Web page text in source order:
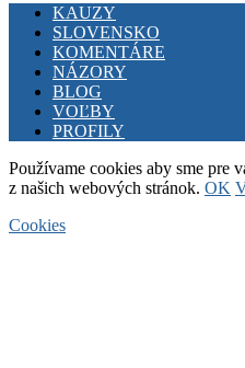
Facebook
Twitter
YoutubeKAUZY
SLOVENSKO
KOMENTÁRE
NÁZORY
BLOG
VOĽBY
PROFILY
Používame cookies aby sme pre
z našich webových stránok. OK
Cookies